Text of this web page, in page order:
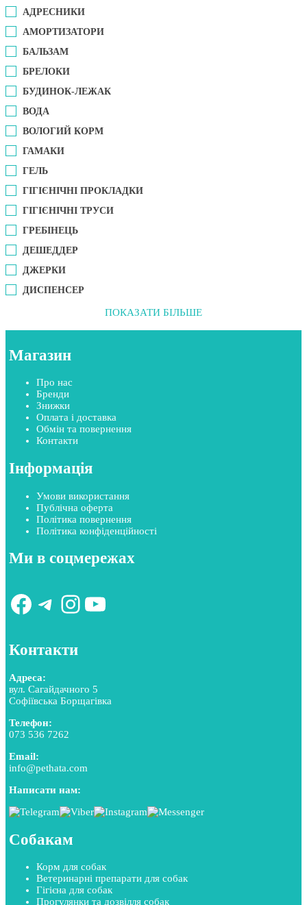
АДРЕСНИКИ
АМОРТИЗАТОРИ
БАЛЬЗАМ
БРЕЛОКИ
БУДИНОК-ЛЕЖАК
ВОДА
ВОЛОГИЙ КОРМ
ГАМАКИ
ГЕЛЬ
ГІГІЄНІЧНІ ПРОКЛАДКИ
ГІГІЄНІЧНІ ТРУСИ
ГРЕБІНЕЦЬ
ДЕШЕДДЕР
ДЖЕРКИ
ДИСПЕНСЕР
ПОКАЗАТИ БІЛЬШЕ
Магазин
Про нас
Бренди
Знижки
Оплата і доставка
Обмін та повернення
Контакти
Інформація
Умови використання
Публічна оферта
Політика повернення
Політика конфіденційності
Ми в соцмережах
Facebook
Telegram
Instagram
YouTube
Контакти
Адреса:
вул. Сагайдачного 5
Софіївська Борщагівка
Телефон:
073 536 7262
Email:
info@pethata.com
Написати нам:
Собакам
Корм для собак
Ветеринарні препарати для собак
Гігієна для собак
Прогулянки та дозвілля собак